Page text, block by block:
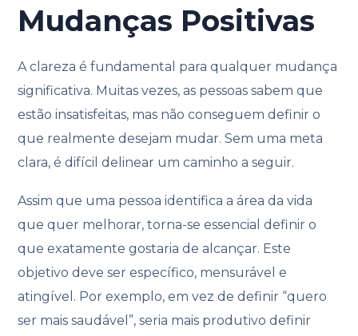
Mudanças Positivas
A clareza é fundamental para qualquer mudança
significativa. Muitas vezes, as pessoas sabem que
estão insatisfeitas, mas não conseguem definir o
que realmente desejam mudar. Sem uma meta
clara, é difícil delinear um caminho a seguir.
Assim que uma pessoa identifica a área da vida
que quer melhorar, torna-se essencial definir o
que exatamente gostaria de alcançar. Este
objetivo deve ser específico, mensurável e
atingível. Por exemplo, em vez de definir “quero
ser mais saudável”, seria mais produtivo definir